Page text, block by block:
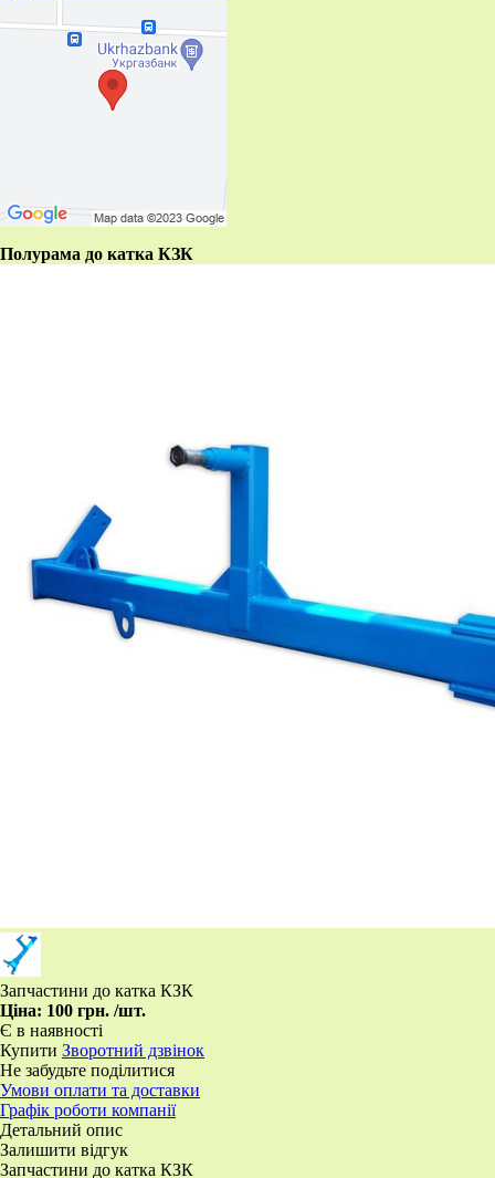
Полурама до катка КЗК
Запчастини до катка КЗК
Ціна: 100 грн. /шт.
Є в наявності
Купити Зворотний дзвінок
Не забудьте поділитися
Умови оплати та доставки
Графік роботи компанії
Детальний опис
Залишити відгук
Запчастини до катка КЗК